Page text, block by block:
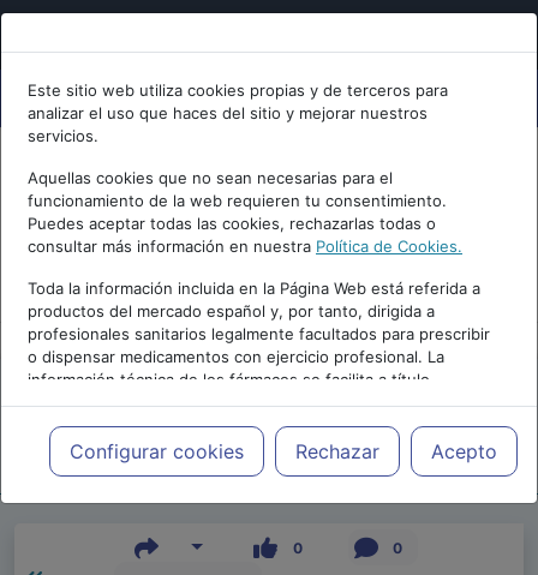
Este sitio web utiliza cookies propias y de terceros para
analizar el uso que haces del sitio y mejorar nuestros
servicios.
Aquellas cookies que no sean necesarias para el
funcionamiento de la web requieren tu consentimiento.
Puedes aceptar todas las cookies, rechazarlas todas o
consultar más información en nuestra Política de Cookies.
Toda la información incluida en la Página Web está referida a
productos del mercado español y, por tanto, dirigida a
profesionales sanitarios legalmente facultados para prescribir
o dispensar medicamentos con ejercicio profesional. La
información técnica de los fármacos se facilita a título
meramente informativo, siendo responsabilidad de los
profesionales facultados prescribir medicamentos y decidir, en
cada caso concreto, el tratamiento más adecuado a las
necesidades del paciente.
Configurar cookies Rechazar Acepto
Repositorio de Artículos |Psicologia.com|
27 Edición | 2023
0 0